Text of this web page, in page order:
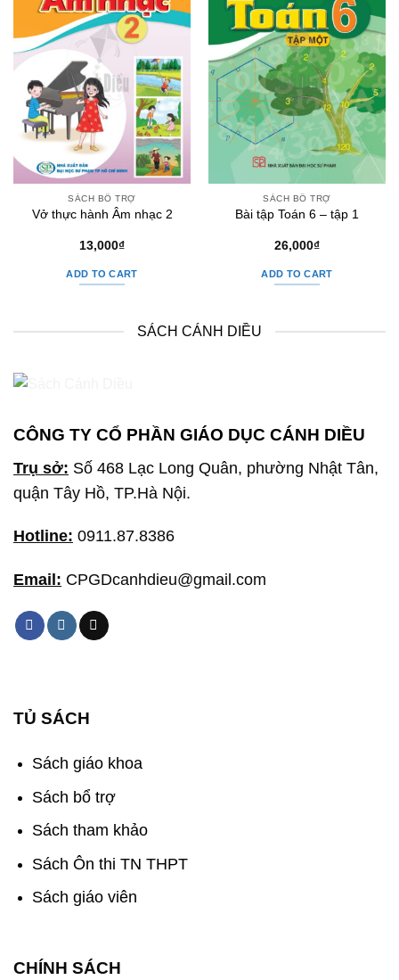
SÁCH BỔ TRỢ
Vở thực hành Âm nhạc 2
13,000₫
ADD TO CART
SÁCH BỔ TRỢ
Bài tập Toán 6 – tập 1
26,000₫
ADD TO CART
SÁCH CÁNH DIỀU
CÔNG TY CỔ PHẦN GIÁO DỤC CÁNH DIỀU
Trụ sở: Số 468 Lạc Long Quân, phường Nhật Tân,
quận Tây Hồ, TP.Hà Nội.
Hotline: 0911.87.8386
Email: CPGDcanhdieu@gmail.com
TỦ SÁCH
Sách giáo khoa
Sách bổ trợ
Sách tham khảo
Sách Ôn thi TN THPT
Sách giáo viên
CHÍNH SÁCH